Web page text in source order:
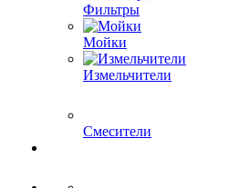
Фильтры
Мойки
Измельчители
Смесители